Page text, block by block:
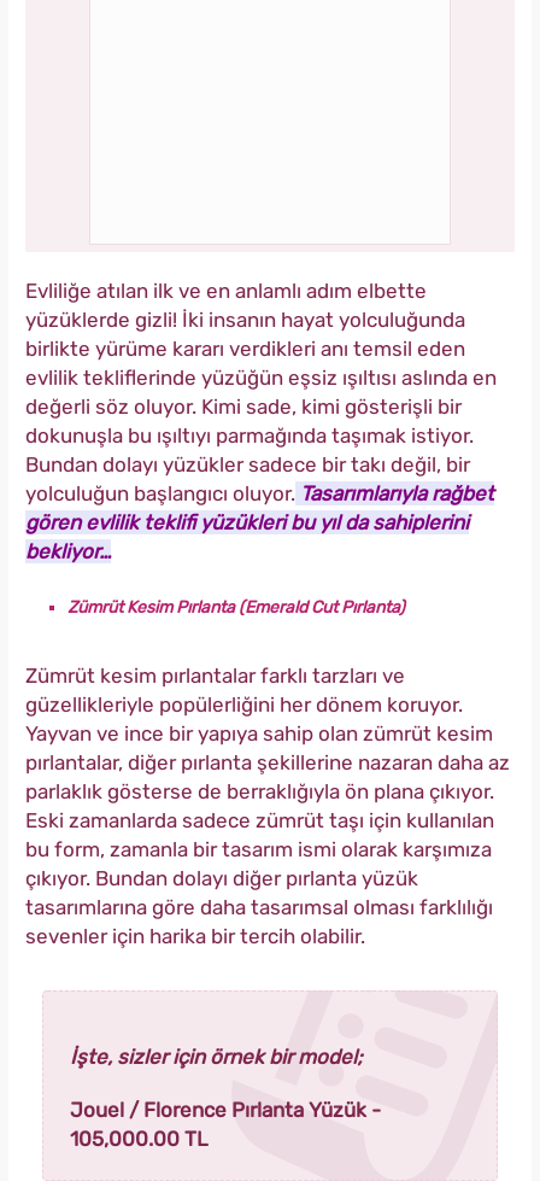
Evliliğe atılan ilk ve en anlamlı adım elbette
yüzüklerde gizli! İki insanın hayat yolculuğunda
birlikte yürüme kararı verdikleri anı temsil eden
evlilik tekliflerinde yüzüğün eşsiz ışıltısı aslında en
değerli söz oluyor. Kimi sade, kimi gösterişli bir
dokunuşla bu ışıltıyı parmağında taşımak istiyor.
Bundan dolayı yüzükler sadece bir takı değil, bir
yolculuğun başlangıcı oluyor. Tasarımlarıyla rağbet
gören evlilik teklifi yüzükleri bu yıl da sahiplerini
bekliyor…
Zümrüt Kesim Pırlanta (Emerald Cut Pırlanta)
Zümrüt kesim pırlantalar farklı tarzları ve
güzellikleriyle popülerliğini her dönem koruyor.
Yayvan ve ince bir yapıya sahip olan zümrüt kesim
pırlantalar, diğer pırlanta şekillerine nazaran daha az
parlaklık gösterse de berraklığıyla ön plana çıkıyor.
Eski zamanlarda sadece zümrüt taşı için kullanılan
bu form, zamanla bir tasarım ismi olarak karşımıza
çıkıyor. Bundan dolayı diğer pırlanta yüzük
tasarımlarına göre daha tasarımsal olması farklılığı
sevenler için harika bir tercih olabilir.
İşte, sizler için örnek bir model;
Jouel / Florence Pırlanta Yüzük -
105,000.00 TL